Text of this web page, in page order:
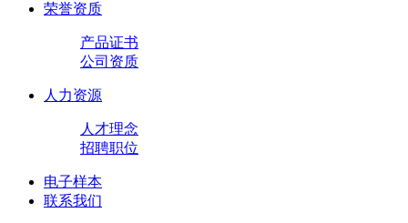
荣誉资质
产品证书
公司资质
人力资源
人才理念
招聘职位
电子样本
联系我们